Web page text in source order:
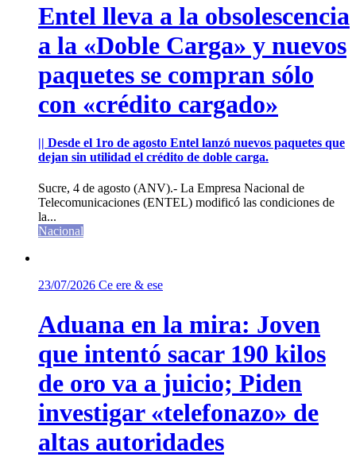
Entel lleva a la obsolescencia
a la «Doble Carga» y nuevos
paquetes se compran sólo
con «crédito cargado»
|| Desde el 1ro de agosto Entel lanzó nuevos paquetes que
dejan sin utilidad el crédito de doble carga.
Sucre, 4 de agosto (ANV).- La Empresa Nacional de
Telecomunicaciones (ENTEL) modificó las condiciones de
la...
Nacional
23/07/2026 Ce ere & ese
Aduana en la mira: Joven
que intentó sacar 190 kilos
de oro va a juicio; Piden
investigar «telefonazo» de
altas autoridades